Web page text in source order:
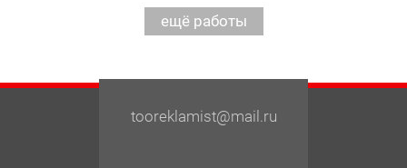
tooreklamist@mail.ru